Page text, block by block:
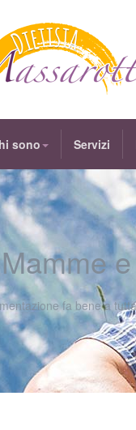
sono Servizi
fa bene a